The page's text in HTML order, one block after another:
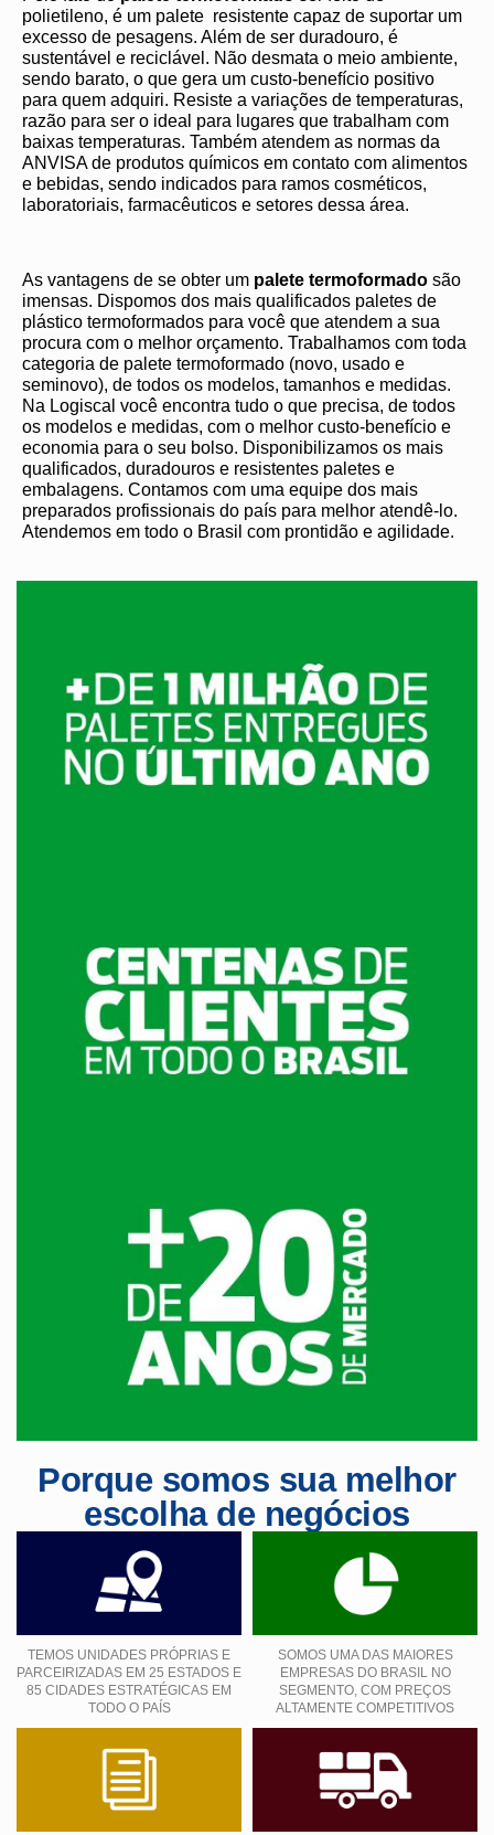
polietileno, é um palete resistente capaz de suportar um
excesso de pesagens. Além de ser duradouro, é
sustentável e reciclável. Não desmata o meio ambiente,
sendo barato, o que gera um custo-benefício positivo
para quem adquiri. Resiste a variações de temperaturas,
razão para ser o ideal para lugares que trabalham com
baixas temperaturas. Também atendem as normas da
ANVISA de produtos químicos em contato com alimentos
e bebidas, sendo indicados para ramos cosméticos,
laboratoriais, farmacêuticos e setores dessa área.
As vantagens de se obter um palete termoformado são
imensas. Dispomos dos mais qualificados paletes de
plástico termoformados para você que atendem a sua
procura com o melhor orçamento. Trabalhamos com toda
categoria de palete termoformado (novo, usado e
seminovo), de todos os modelos, tamanhos e medidas.
Na Logiscal você encontra tudo o que precisa, de todos
os modelos e medidas, com o melhor custo-benefício e
economia para o seu bolso. Disponibilizamos os mais
qualificados, duradouros e resistentes paletes e
embalagens. Contamos com uma equipe dos mais
preparados profissionais do país para melhor atendê-lo.
Atendemos em todo o Brasil com prontidão e agilidade.
Porque somos sua melhor
escolha de negócios
TEMOS UNIDADES PRÓPRIAS E
PARCEIRIZADAS EM 25 ESTADOS E
85 CIDADES ESTRATÉGICAS EM
TODO O PAÍS
SOMOS UMA DAS MAIORES
EMPRESAS DO BRASIL NO
SEGMENTO, COM PREÇOS
ALTAMENTE COMPETITIVOS